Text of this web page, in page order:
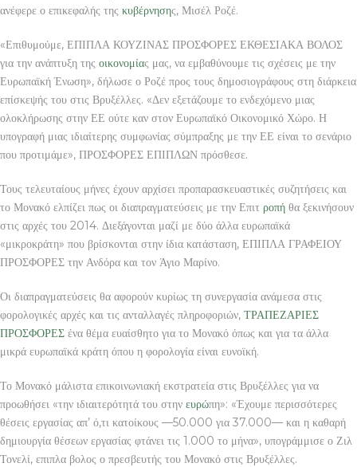
ανέφερε ο επικεφαλής της κυβέρνησης, Μισέλ Ροζέ.
«Επιθυμούμε, ΕΠΙΠΛΑ ΚΟΥΖΙΝΑΣ ΠΡΟΣΦΟΡΕΣ ΕΚΘΕΣΙΑΚΑ ΒΟΛΟΣ
για την ανάπτυξη της οικονομίας μας, να εμβαθύνουμε τις σχέσεις με την
Ευρωπαϊκή Ένωση», δήλωσε ο Ροζέ προς τους δημοσιογράφους στη διάρκεια
επίσκεψής του στις Βρυξέλλες. «Δεν εξετάζουμε το ενδεχόμενο μιας
ολοκλήρωσης στην ΕΕ ούτε καν στον Ευρωπαϊκό Οικονομικό Χώρο. Η
υπογραφή μιας ιδιαίτερης συμφωνίας σύμπραξης με την ΕΕ είναι το σενάριο
που προτιμάμε», ΠΡΟΣΦΟΡΕΣ ΕΠΙΠΛΩΝ πρόσθεσε.
Τους τελευταίους μήνες έχουν αρχίσει προπαρασκευαστικές συζητήσεις και
το Μονακό ελπίζει πως οι διαπραγματεύσεις με την Επιτ ροπή θα ξεκινήσουν
στις αρχές του 2014. Διεξάγονται μαζί με δύο άλλα ευρωπαϊκά
«μικροκράτη» που βρίσκονται στην ίδια κατάσταση, ΕΠΙΠΛΑ ΓΡΑΦΕΙΟΥ
ΠΡΟΣΦΟΡΕΣ την Ανδόρα και τον Άγιο Μαρίνο.
Οι διαπραγματεύσεις θα αφορούν κυρίως τη συνεργασία ανάμεσα στις
φορολογικές αρχές και τις ανταλλαγές πληροφοριών, ΤΡΑΠΕΖΑΡΙΕΣ
ΠΡΟΣΦΟΡΕΣ ένα θέμα ευαίσθητο για το Μονακό όπως και για τα άλλα
μικρά ευρωπαϊκά κράτη όπου η φορολογία είναι ευνοϊκή.
Το Μονακό μάλιστα επικοινωνιακή εκστρατεία στις Βρυξέλλες για να
προωθήσει «την ιδιαιτερότητά του στην ευρώπη»: «Έχουμε περισσότερες
θέσεις εργασίας απ’ ό,τι κατοίκους —50.000 για 37.000— και η καθαρή
δημιουργία θέσεων εργασίας φτάνει τις 1.000 το μήνα», υπογράμμισε ο Ζιλ
Τονελί, επιπλα βολος ο πρεσβευτής του Μονακό στις Βρυξέλλες.